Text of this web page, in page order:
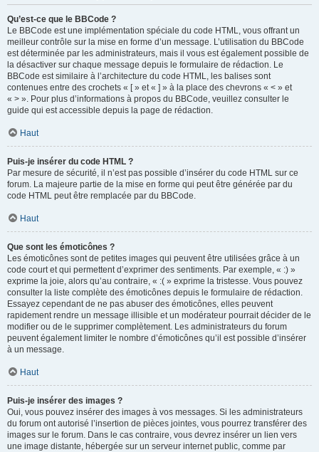
Qu’est-ce que le BBCode ?
Le BBCode est une implémentation spéciale du code HTML, vous offrant un
meilleur contrôle sur la mise en forme d’un message. L’utilisation du BBCode
est déterminée par les administrateurs, mais il vous est également possible de
la désactiver sur chaque message depuis le formulaire de rédaction. Le
BBCode est similaire à l’architecture du code HTML, les balises sont
contenues entre des crochets « [ » et « ] » à la place des chevrons « < » et
« > ». Pour plus d’informations à propos du BBCode, veuillez consulter le
guide qui est accessible depuis la page de rédaction.
Haut
Puis-je insérer du code HTML ?
Par mesure de sécurité, il n’est pas possible d’insérer du code HTML sur ce
forum. La majeure partie de la mise en forme qui peut être générée par du
code HTML peut être remplacée par du BBCode.
Haut
Que sont les émoticônes ?
Les émoticônes sont de petites images qui peuvent être utilisées grâce à un
code court et qui permettent d’exprimer des sentiments. Par exemple, « :) »
exprime la joie, alors qu’au contraire, « :( » exprime la tristesse. Vous pouvez
consulter la liste complète des émoticônes depuis le formulaire de rédaction.
Essayez cependant de ne pas abuser des émoticônes, elles peuvent
rapidement rendre un message illisible et un modérateur pourrait décider de le
modifier ou de le supprimer complètement. Les administrateurs du forum
peuvent également limiter le nombre d’émoticônes qu’il est possible d’insérer
à un message.
Haut
Puis-je insérer des images ?
Oui, vous pouvez insérer des images à vos messages. Si les administrateurs
du forum ont autorisé l’insertion de pièces jointes, vous pourrez transférer des
images sur le forum. Dans le cas contraire, vous devrez insérer un lien vers
une image distante, hébergée sur un serveur internet public, comme par